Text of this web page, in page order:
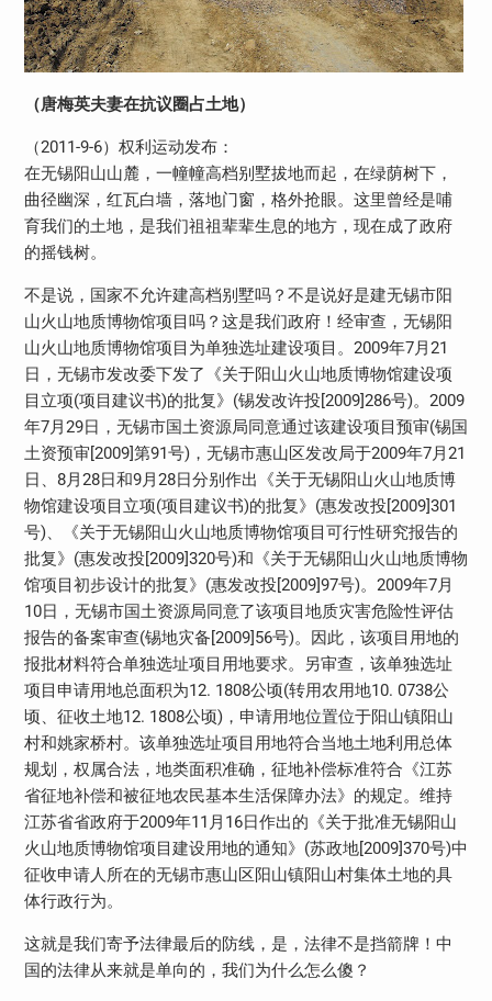
（唐梅英夫妻在抗议圈占土地）
（2011-9-6）权利运动发布：
在无锡阳山山麓，一幢幢高档别墅拔地而起，在绿荫树下，
曲径幽深，红瓦白墙，落地门窗，格外抢眼。这里曾经是哺
育我们的土地，是我们祖祖辈辈生息的地方，现在成了政府
的摇钱树。
不是说，国家不允许建高档别墅吗？不是说好是建无锡市阳
山火山地质博物馆项目吗？这是我们政府！经审查，无锡阳
山火山地质博物馆项目为单独选址建设项目。2009年7月21
日，无锡市发改委下发了《关于阳山火山地质博物馆建设项
目立项(项目建议书)的批复》(锡发改许投[2009]286号)。2009
年7月29日，无锡市国土资源局同意通过该建设项目预审(锡国
土资预审[2009]第91号)，无锡市惠山区发改局于2009年7月21
日、8月28日和9月28日分别作出《关于无锡阳山火山地质博
物馆建设项目立项(项目建议书)的批复》(惠发改投[2009]301
号)、《关于无锡阳山火山地质博物馆项目可行性研究报告的
批复》(惠发改投[2009]320号)和《关于无锡阳山火山地质博物
馆项目初步设计的批复》(惠发改投[2009]97号)。2009年7月
10日，无锡市国土资源局同意了该项目地质灾害危险性评估
报告的备案审查(锡地灾备[2009]56号)。因此，该项目用地的
报批材料符合单独选址项目用地要求。另审查，该单独选址
项目申请用地总面积为12. 1808公顷(转用农用地10. 0738公
顷、征收土地12. 1808公顷)，申请用地位置位于阳山镇阳山
村和姚家桥村。该单独选址项目用地符合当地土地利用总体
规划，权属合法，地类面积准确，征地补偿标准符合《江苏
省征地补偿和被征地农民基本生活保障办法》的规定。维持
江苏省省政府于2009年11月16日作出的《关于批准无锡阳山
火山地质博物馆项目建设用地的通知》(苏政地[2009]370号)中
征收申请人所在的无锡市惠山区阳山镇阳山村集体土地的具
体行政行为。
这就是我们寄予法律最后的防线，是，法律不是挡箭牌！中
国的法律从来就是单向的，我们为什么怎么傻？